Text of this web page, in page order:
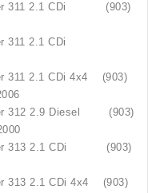
311 2.1 CDi (903)
311 2.1 CDi
2.1 CDi 4x4 (903)
05.2006
312 2.9 Diesel (903)
04.2000
313 2.1 CDi (903)
2.1 CDi 4x4 (903)